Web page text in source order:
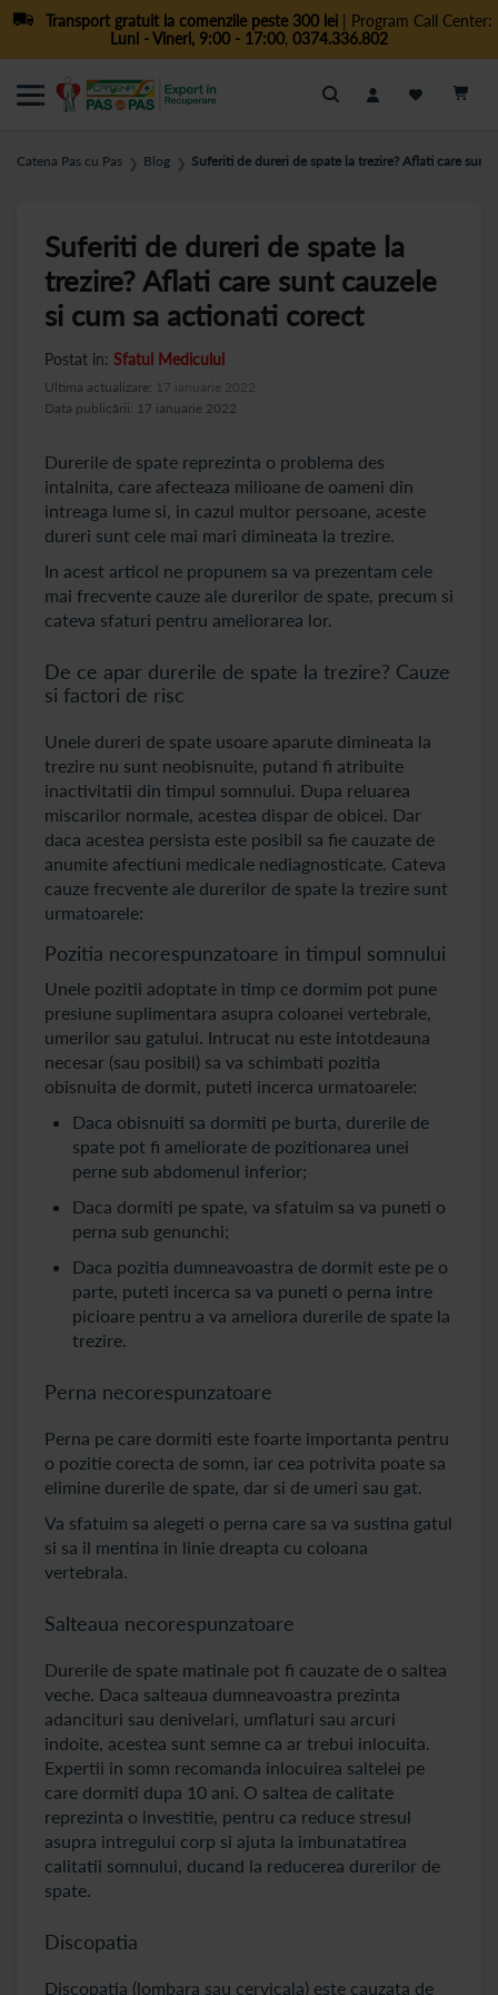
Transport gratuit la comenzile peste 300 lei| Program Call Center:
Luni - Vineri, 9:00 - 17:00, 0374.336.802
Cautare
Catena Pas cu Pas ❯ Blog ❯ Suferiti de dureri de spate la trezire? Aflati care sunt
Suferiti de dureri de spate la
trezire? Aflati care sunt cauzele
si cum sa actionati corect
Postat in: Sfatul Medicului
Data publicării: 17 ianuarie 2022
Ultima actualizare: 17 ianuarie 2022
Durerile de spate reprezinta o problema des
intalnita, care afecteaza milioane de oameni din
intreaga lume si, in cazul multor persoane, aceste
dureri sunt cele mai mari dimineata la trezire.
In acest articol ne propunem sa va prezentam cele
mai frecvente cauze ale durerilor de spate, precum si
cateva sfaturi pentru ameliorarea lor.
De ce apar durerile de spate la trezire? Cauze
si factori de risc
Unele dureri de spate usoare aparute dimineata la
trezire nu sunt neobisnuite, putand fi atribuite
inactivitatii din timpul somnului. Dupa reluarea
miscarilor normale, acestea dispar de obicei. Dar
daca acestea persista este posibil sa fie cauzate de
anumite afectiuni medicale nediagnosticate. Cateva
cauze frecvente ale durerilor de spate la trezire sunt
urmatoarele:
Pozitia necorespunzatoare in timpul somnului
Unele pozitii adoptate in timp ce dormim pot pune
presiune suplimentara asupra coloanei vertebrale,
umerilor sau gatului. Intrucat nu este intotdeauna
necesar (sau posibil) sa va schimbati pozitia
obisnuita de dormit, puteti incerca urmatoarele:
Daca obisnuiti sa dormiti pe burta, durerile de
spate pot fi ameliorate de pozitionarea unei
perne sub abdomenul inferior;
Daca dormiti pe spate, va sfatuim sa va puneti o
perna sub genunchi;
Daca pozitia dumneavoastra de dormit este pe o
parte, puteti incerca sa va puneti o perna intre
picioare pentru a va ameliora durerile de spate la
trezire.
Perna necorespunzatoare
Perna pe care dormiti este foarte importanta pentru
o pozitie corecta de somn, iar cea potrivita poate sa
elimine durerile de spate, dar si de umeri sau gat.
Va sfatuim sa alegeti o perna care sa va sustina gatul
si sa il mentina in linie dreapta cu coloana
vertebrala.
Salteaua necorespunzatoare
Durerile de spate matinale pot fi cauzate de o saltea
veche. Daca salteaua dumneavoastra prezinta
adancituri sau denivelari, umflaturi sau arcuri
indoite, acestea sunt semne ca ar trebui inlocuita.
Expertii in somn recomanda inlocuirea saltelei pe
care dormiti dupa 10 ani. O saltea de calitate
reprezinta o investitie, pentru ca reduce stresul
asupra intregului corp si ajuta la imbunatatirea
calitatii somnului, ducand la reducerea durerilor de
spate.
Discopatia
Discopatia (lombara sau cervicala) este cauzata de